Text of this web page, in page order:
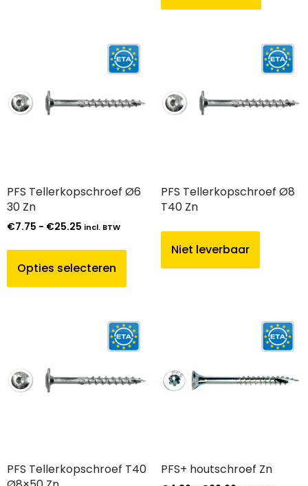
PFS Tellerkopschroef Ø6
30 Zn
€7.75 - €25.25 incl. BTW
Opties selecteren
PFS Tellerkopschroef Ø8
T40 Zn
Niet leverbaar
PFS Tellerkopschroef T40
PFS+ houtschroef Zn